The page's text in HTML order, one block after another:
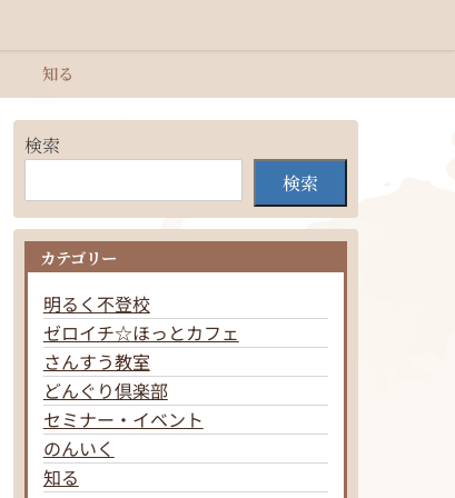
知る
検索
検索
カテゴリー
明るく不登校
ゼロイチ☆ほっとカフェ
さんすう教室
どんぐり倶楽部
セミナー・イベント
のんいく
知る